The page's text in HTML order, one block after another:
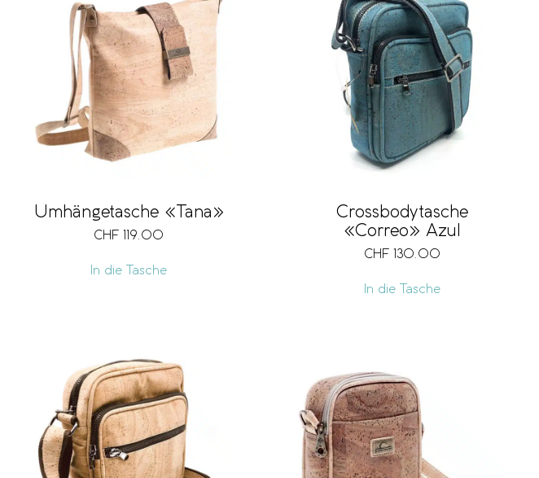
Umhängetasche «Tana»
CHF 119.00
In die Tasche
Crossbodytasche
«Correo» Azul
CHF 130.00
In die Tasche